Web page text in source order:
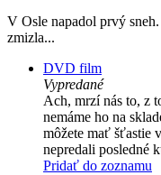
V Osle napadol prvý
zmizla...
DVD film
Vypredané
Ach, mrzí nás to, z
nemáme ho na
môžete mať šťastie
nepredali posledné
Pridať do zoznamu